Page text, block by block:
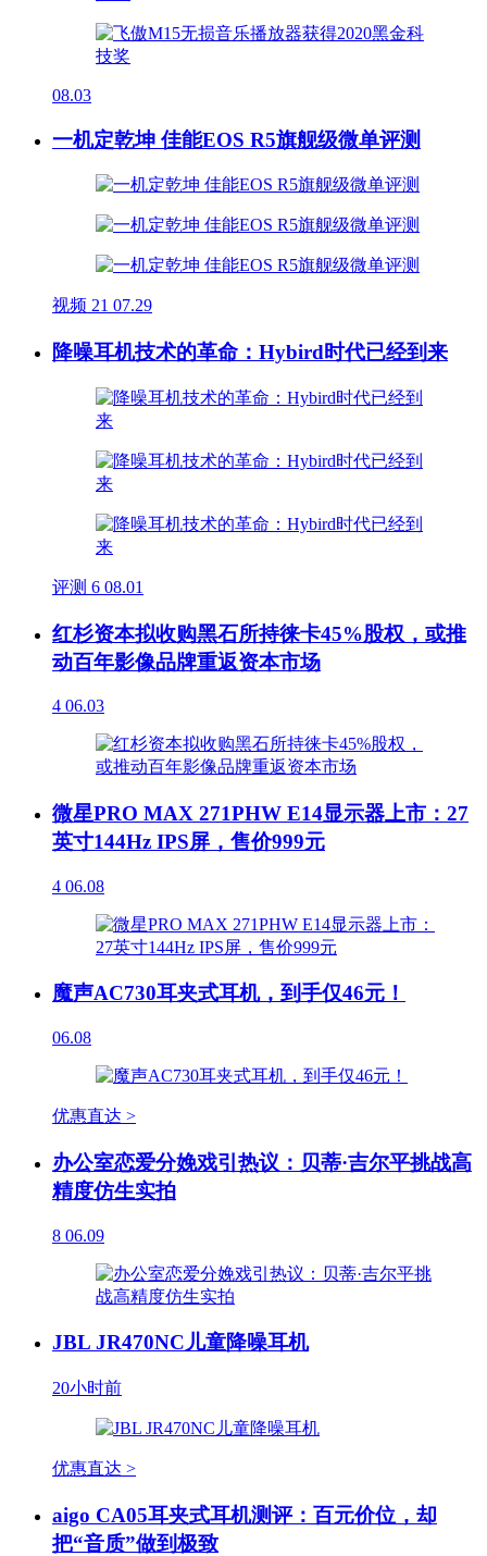
08.03
一机定乾坤 佳能EOS R5旗舰级微单评测
视频 21 07.29
降噪耳机技术的革命：Hybird时代已经到来
评测 6 08.01
红杉资本拟收购黑石所持徕卡45%股权，或推
动百年影像品牌重返资本市场
4 06.03
微星PRO MAX 271PHW E14显示器上市：27
英寸144Hz IPS屏，售价999元
4 06.08
魔声AC730耳夹式耳机，到手仅46元！
06.08
优惠直达 >
办公室恋爱分娩戏引热议：贝蒂·吉尔平挑战高
精度仿生实拍
8 06.09
JBL JR470NC儿童降噪耳机
20小时前
优惠直达 >
aigo CA05耳夹式耳机测评：百元价位，却
把“音质”做到极致